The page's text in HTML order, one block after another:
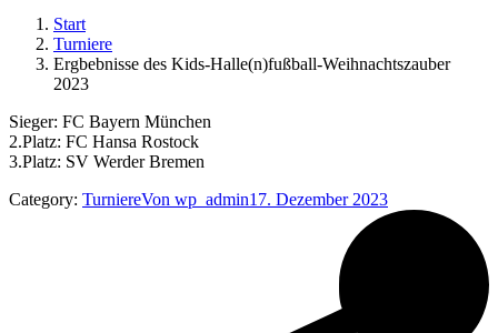
Start
Turniere
Ergbebnisse des Kids-Halle(n)fußball-Weihnachtszauber
2023
Sieger: FC Bayern München
2.Platz: FC Hansa Rostock
3.Platz: SV Werder Bremen
Category: TurniereVon wp_admin17. Dezember 2023